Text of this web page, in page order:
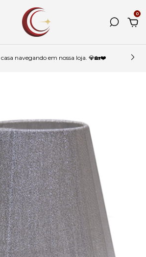
0
navegando em nossa loja. 💎🏡❤️